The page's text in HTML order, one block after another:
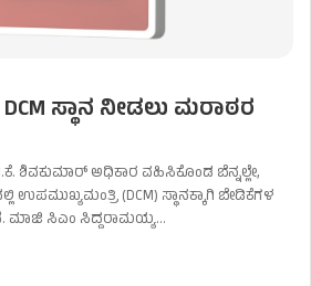
ಸ್ಥಾನ ನೀಡಲು ಮರಾಠರ
ಶಿವಕುಮಾರ್ ಅಧಿಕಾರ ವಹಿಸಿಕೊಂಡ ಬೆನ್ನಲ್ಲೇ,
(DCM) ಸ್ಥಾನಕ್ಕಾಗಿ ಬೇಡಿಕೆಗಳ
ಮಾಜಿ ಸಿಎಂ ಸಿದ್ದರಾಮಯ್ಯ…